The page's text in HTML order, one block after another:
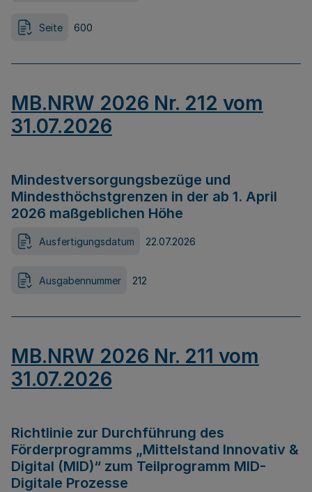
Seite 600
MB.NRW 2026 Nr. 212 vom
31.07.2026
Mindestversorgungsbezüge und
Mindesthöchstgrenzen in der ab 1. April
2026 maßgeblichen Höhe
Ausfertigungsdatum 22.07.2026
Ausgabennummer 212
MB.NRW 2026 Nr. 211 vom
31.07.2026
Richtlinie zur Durchführung des
Förderprogramms „Mittelstand Innovativ &
Digital (MID)“ zum Teilprogramm MID-
Digitale Prozesse